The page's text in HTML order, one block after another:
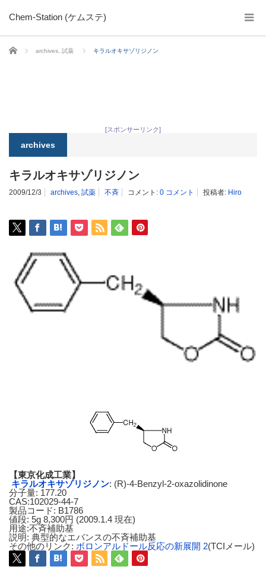
Chem-Station (ケムステ)
ホーム archives 試薬 キラルオキサゾリジノン
[スポンサーリンク]
archives
キラルオキサゾリジノン
2009/12/3 archives, 試薬 不斉 コメント: 0 コメント 投稿者: Hiro
【東京化成工業】
キラルオキサゾリジノン: (R)-4-Benzyl-2-oxazolidinone
分子量: 177.20
CAS:102029-44-7
製品コード: B1786
値段: 5g 8,300円 (2009.1.4 現在)
用途:不斉補助基
説明: 典型的なエバンスの不斉補助基
その他のリンク: ボロンアルドール反応の新展開 2(TCIメール)